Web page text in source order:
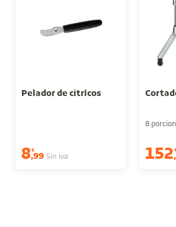
Pelador de cítricos
8€
,99 Sin iva
8
152